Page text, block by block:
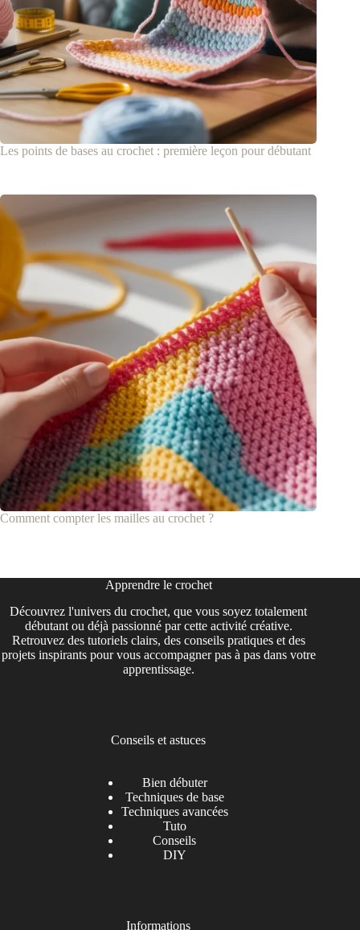
Les points de bases au crochet : première leçon pour débutant
Comment compter les mailles au crochet ?
Apprendre le crochet
Découvrez l'univers du crochet, que vous soyez totalement
débutant ou déjà passionné par cette activité créative.
Retrouvez des tutoriels clairs, des conseils pratiques et des
projets inspirants pour vous accompagner pas à pas dans votre
apprentissage.
Conseils et astuces
Bien débuter
Techniques de base
Techniques avancées
Tuto
Conseils
DIY
Informations